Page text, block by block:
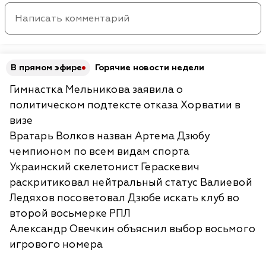
В прямом эфире Горячие новости недели
Гимнастка Мельникова заявила о
политическом подтексте отказа Хорватии в
визе
Вратарь Волков назван Артема Дзюбу
чемпионом по всем видам спорта
Украинский скелетонист Гераскевич
раскритиковал нейтральный статус Валиевой
Ледяхов посоветовал Дзюбе искать клуб во
второй восьмерке РПЛ
Александр Овечкин объяснил выбор восьмого
игрового номера